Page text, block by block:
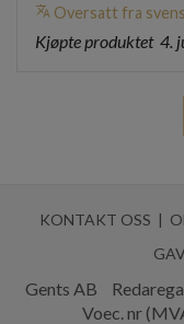
translate Oversatt fra
Kjøpte produktet 4.
KONTAKT OSS
Gents AB
Voec. nr